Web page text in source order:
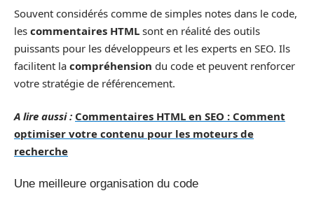
Souvent considérés comme de simples notes dans le code,
les commentaires HTML sont en réalité des outils
puissants pour les développeurs et les experts en SEO. Ils
facilitent la compréhension du code et peuvent renforcer
votre stratégie de référencement.
A lire aussi : Commentaires HTML en SEO : Comment
optimiser votre contenu pour les moteurs de
recherche
Une meilleure organisation du code